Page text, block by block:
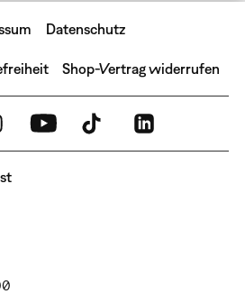
Datenschutz
Shop-Vertrag widerrufen